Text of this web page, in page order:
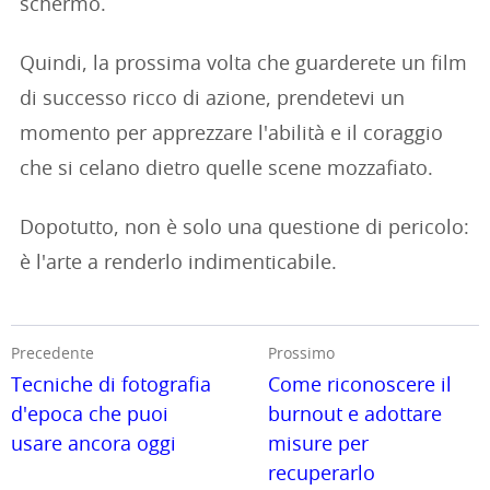
schermo.
Quindi, la prossima volta che guarderete un film
di successo ricco di azione, prendetevi un
momento per apprezzare l'abilità e il coraggio
che si celano dietro quelle scene mozzafiato.
Dopotutto, non è solo una questione di pericolo:
è l'arte a renderlo indimenticabile.
Precedente
Tecniche di fotografia
d'epoca che puoi
usare ancora oggi
Prossimo
Come riconoscere il
burnout e adottare
misure per
recuperarlo